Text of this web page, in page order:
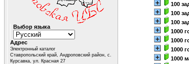
100
100
100
1000
1000
1000
1000
Выбор языка
Адрес
Электронный каталог
Ставропольский край, Андроповский район, с.
Курсавка, ул. Красная 27